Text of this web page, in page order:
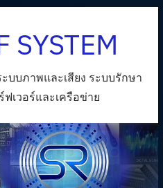
SYSTEM
บบภาพและเสียง ระบบรักษา
เวอร์และเครือข่าย